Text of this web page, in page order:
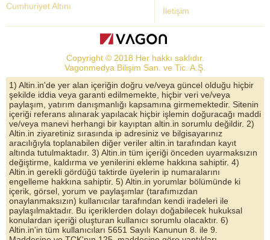
İletişim
Cumhuriyet Altını
Dolar Kuru
Altın Yorumları
Döviz Kurları
Çeyrek Altın
Bitcoin
Euro/Dolar Parite
Sterlin
Döviz Arşivi
Copyright © 2018 Her hakkı saklıdır.
Vagonmedya Bilişim San. ve Tic. A.Ş.
1) Altin.in'de yer alan içeriğin doğru ve/veya güncel olduğu hiçbir
şekilde iddia veya garanti edilmemekte, hiçbir veri ve/veya
paylaşım, yatırım danışmanlığı kapsamına girmemektedir. Sitenin
içeriği referans alınarak yapılacak hiçbir işlemin doğuracağı maddi
ve/veya manevi herhangi bir kayıptan altin.in sorumlu değildir. 2)
Altin.in ziyaretiniz sırasında ip adresiniz ve bilgisayarınız
aracılığıyla toplanabilen diğer veriler altin.in tarafından kayıt
altında tutulmaktadır. 3) Altin.in tüm içeriği önceden uyarmaksızın
değiştirme, kaldırma ve yenilerini ekleme hakkına sahiptir. 4)
Altin.in gerekli gördüğü taktirde üyelerin ip numaralarını
engelleme hakkına sahiptir. 5) Altin.in yorumlar bölümünde ki
içerik, görsel, yorum ve paylaşımlar (tarafımızdan
onaylanmaksızın) kullanıcılar tarafından kendi iradeleri ile
paylaşılmaktadır. Bu içeriklerden dolayı doğabilecek hukuksal
konulardan içeriği oluşturan kullanıcı sorumlu olacaktır. 6)
Altin.in'in tüm kullanıcıları 5651 Sayılı Kanunun 8. ile 9.